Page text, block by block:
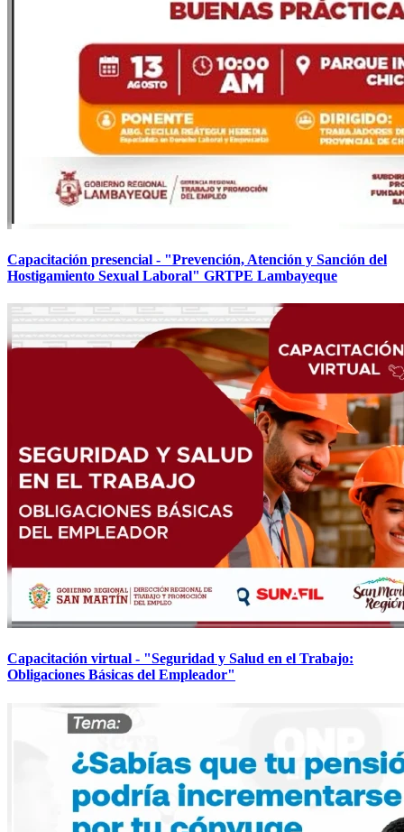
Capacitación presencial - "Prevención, Atención y Sanción del
Hostigamiento Sexual Laboral" GRTPE Lambayeque
Capacitación virtual - "Seguridad y Salud en el Trabajo:
Obligaciones Básicas del Empleador"